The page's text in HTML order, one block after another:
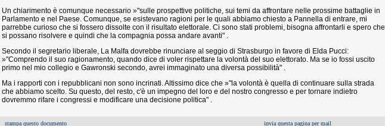
Un chiarimento è comunque necessario »"sulle prospettive politiche, sui temi da affrontare nelle prossime battaglie in
Parlamento e nel Paese. Comunque, se esistevano ragioni per le quali abbiamo chiesto a Pannella di entrare, mi
parrebbe curioso che si fossero dissolte con il risultato elettorale. Ci sono stati problemi, bisogna affrontarli e spero che
si possano risolvere e quindi che la compagnia possa andare avanti" .
Secondo il segretario liberale, La Malfa dovrebbe rinunciare al seggio di Strasburgo in favore di Elda Pucci:
»"Comprendo il suo ragionamento, quando dice di voler rispettare la volontà del suo elettorato. Ma se io fossi uscito
primo nel mio collegio e Gawronski secondo, avrei immaginato una diversa possibilità" .
Ma i rapporti con i repubblicani non sono incrinati. Altissimo dice che »"la volontà è quella di continuare sulla strada
che abbiamo scelto. Su questo, del resto, c'è un impegno del loro e del nostro congresso e per tornare indietro
dovremmo rifare i congressi e modificare una decisione politica" .
stampa questo documento invia questa pagina per mail